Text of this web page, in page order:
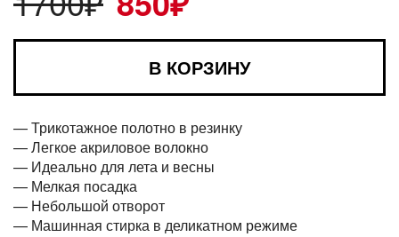
В КОРЗИНУ
— Трикотажное полотно в резинку
— Легкое акриловое волокно
— Идеально для лета и весны
— Мелкая посадка
— Небольшой отворот
— Машинная стирка в деликатном режиме